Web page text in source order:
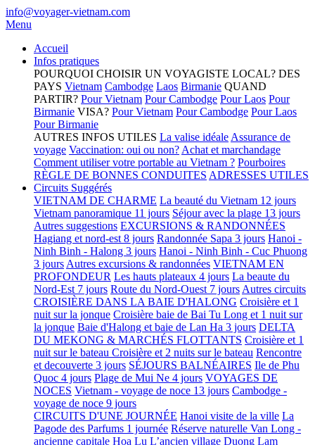
info@voyager-vietnam.com
Menu
Accueil
Infos pratiques
POURQUOI CHOISIR UN VOYAGISTE LOCAL? DES
PAYS Vietnam Cambodge Laos Birmanie QUAND
PARTIR? Pour Vietnam Pour Cambodge Pour Laos Pour
Birmanie VISA? Pour Vietnam Pour Cambodge Pour Laos
Pour Birmanie
AUTRES INFOS UTILES La valise idéale Assurance de
voyage Vaccination: oui ou non? Achat et marchandage
Comment utiliser votre portable au Vietnam ? Pourboires
RÈGLE DE BONNES CONDUITES ADRESSES UTILES
Circuits Suggérés
VIETNAM DE CHARME La beauté du Vietnam 12 jours
Vietnam panoramique 11 jours Séjour avec la plage 13 jours
Autres suggestions EXCURSIONS & RANDONNÉES
Hagiang et nord-est 8 jours Randonnée Sapa 3 jours Hanoi -
Ninh Binh - Halong 3 jours Hanoi - Ninh Binh - Cuc Phuong
3 jours Autres excursions & randonnées VIETNAM EN
PROFONDEUR Les hauts plateaux 4 jours La beaute du
Nord-Est 7 jours Route du Nord-Ouest 7 jours Autres circuits
CROISIÈRE DANS LA BAIE D'HALONG Croisière et 1
nuit sur la jonque Croisière baie de Bai Tu Long et 1 nuit sur
la jonque Baie d'Halong et baie de Lan Ha 3 jours DELTA
DU MEKONG & MARCHÉS FLOTTANTS Croisière et 1
nuit sur le bateau Croisière et 2 nuits sur le bateau Rencontre
et decouverte 3 jours SÉJOURS BALNÉAIRES Ile de Phu
Quoc 4 jours Plage de Mui Ne 4 jours VOYAGES DE
NOCES Vietnam - voyage de noce 13 jours Cambodge -
voyage de noce 9 jours
CIRCUITS D'UNE JOURNÉE Hanoi visite de la ville La
Pagode des Parfums 1 journée Réserve naturelle Van Long -
ancienne capitale Hoa Lu L’ancien village Duong Lam